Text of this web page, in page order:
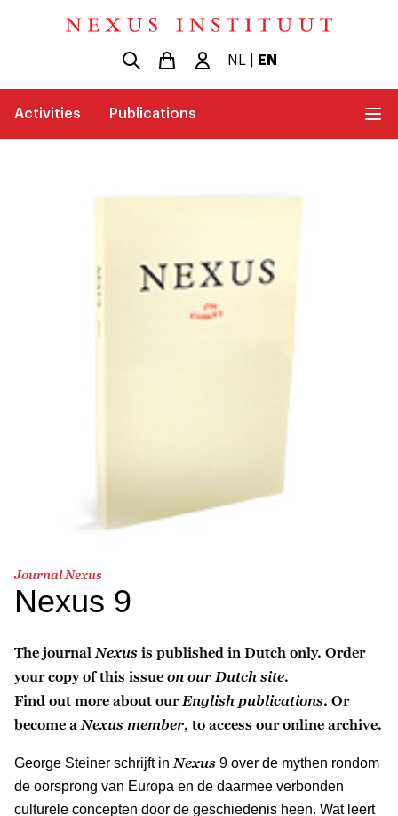
NL EN
Activities Publications
Journal Nexus
Nexus 9
The journal Nexus is published in Dutch only. Order
your copy of this issue on our Dutch site.
Find out more about our English publications. Or
become a Nexus member, to access our online archive.
George Steiner schrijft in Nexus 9 over de mythen rondom
de oorsprong van Europa en de daarmee verbonden
culturele concepten door de geschiedenis heen. Wat leert